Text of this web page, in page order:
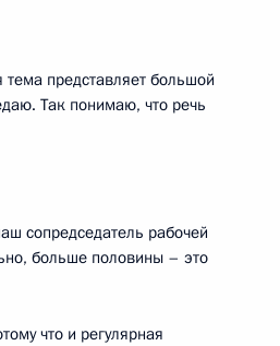
Сергеем
Ново-Огарёво
Правительства Юрием
представляет большой
Так понимаю, что речь
сопредседатель рабочей
больше половины – это
что и регулярная